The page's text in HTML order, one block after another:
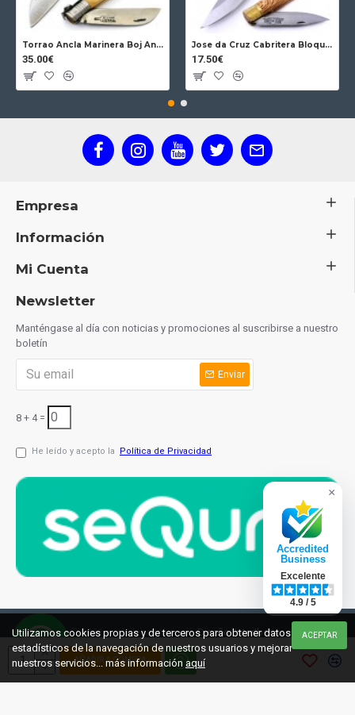
AÑADIR A COMPRA
Torrao Ancla Marinera Boj Ancla Bloqueo
35.00€
Jose da Cruz Cabritera Bloqueo Encina Carbono
17.50€
Empresa
Información
Mi Cuenta
Newsletter
Manténgase al día con noticias y promociones al suscribirse a nuestro
boletín
Enviar
8 + 4 =
He leído y acepto la Política de Privacidad
© 2021 cuchilleriaonline.mlDiseño: InterIberica ACEPTAR
Utilizamos cookies propias y de terceros para obtener datos
estadísticos de la navegación de nuestros usuarios y mejorar
nuestros servicios... más información aquí
×
Accredited
Business
Excelente
4.9 / 5